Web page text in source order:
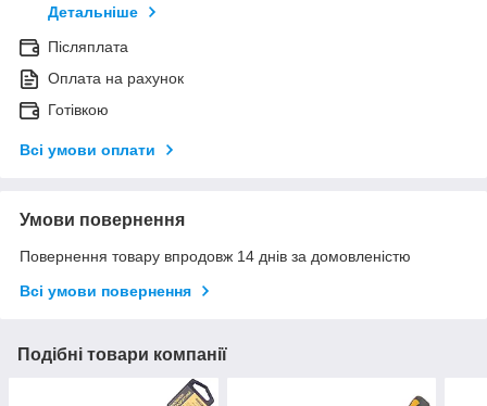
Детальніше
Післяплата
Оплата на рахунок
Готівкою
Всі умови оплати
Умови повернення
Повернення товару впродовж 14 днів за домовленістю
Всі умови повернення
Подібні товари компанії